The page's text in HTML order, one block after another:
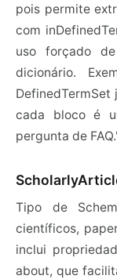
pois permite
com
uso forçado
dicionário.
cada bloco é
pergunta de
Tipo de
científicos,
inclui
about, que